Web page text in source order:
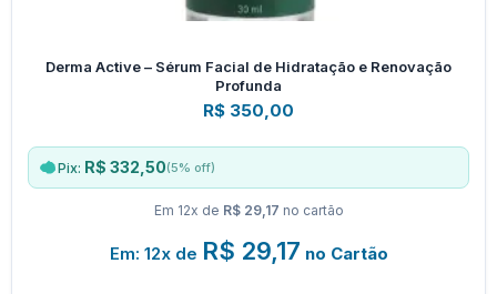
Derma Active – Sérum Facial de Hidratação e Renovação
Profunda
R$ 350,00
Pix: R$ 332,50(5% off)
Em 12x de R$ 29,17 no cartão
Em: 12x de R$ 29,17 no Cartão